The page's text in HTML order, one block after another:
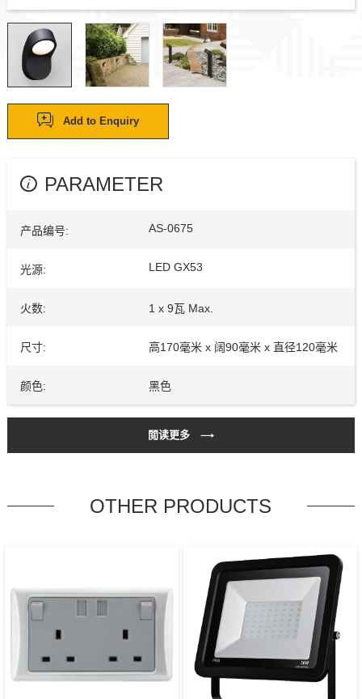
Add to Enquiry
PARAMETER
产品编号: AS-0675
光源: LED GX53
火数: 1 x 9瓦 Max.
尺寸: 高170毫米 x 阔90毫米 x 直径120毫米
颜色: 黑色
閲读更多
OTHER PRODUCTS